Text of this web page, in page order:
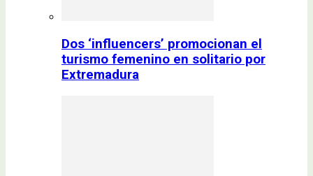
Dos ‘influencers’ promocionan el
turismo femenino en solitario por
Extremadura